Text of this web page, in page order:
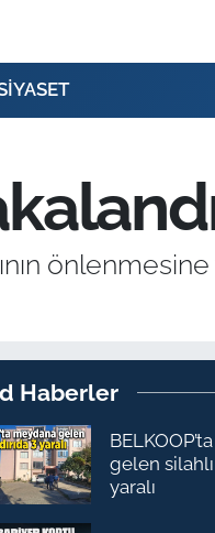
Haberler
gelen silahlı
yaralı